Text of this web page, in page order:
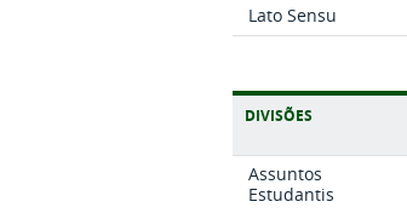
Lato Sensu
DIVISÕES
Assuntos
Estudantis